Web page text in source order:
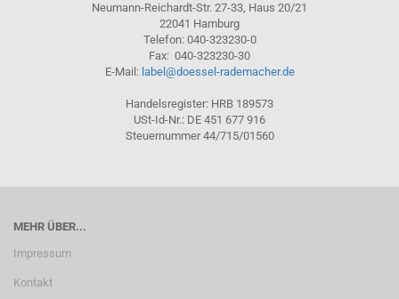
Neumann-Reichardt-Str. 27-33, Haus 20/21
22041 Hamburg
Telefon: 040-323230-0
Fax: 040-323230-30
E-Mail: label@doessel-rademacher.de
Handelsregister: HRB 189573
USt-Id-Nr.: DE 451 677 916
Steuernummer 44/715/01560
MEHR ÜBER...
Impressum
Kontakt